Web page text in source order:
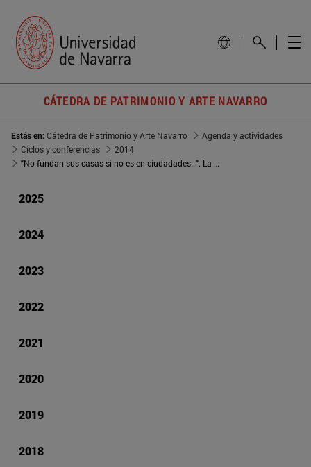
CÁTEDRA DE PATRIMONIO Y ARTE NAVARRO
Estás en:Cátedra de Patrimonio y Arte Navarro
Agenda y actividades
Ciclos y conferencias
2014
"No fundan sus casas si no es en ciudadades...". La Pamplona conventual de la Edad Moderna
2025
2024
2023
2022
2021
2020
2019
2018